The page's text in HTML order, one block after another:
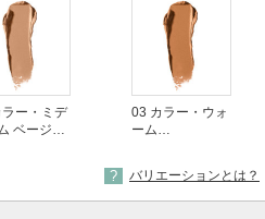
ー・ミデ
ベージュ
03 カラー・ウォ
ーム
バリエーションとは？